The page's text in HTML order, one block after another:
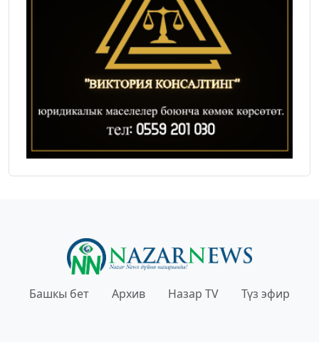
Башкы бет Архив Назар TV Түз эфир